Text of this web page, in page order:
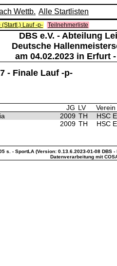
Wettb. Alle Startlisten
(Startl.) Lauf -p- Teilnehmerliste
DBS e.V. - Abteilung
Deutsche
am 04.02.2023 in Erfurt
- Finale Lauf -p-
JG LV
Verein
2009 TH
HSC
2009 TH HSC
s. - SportLA (Version: 0.13.6.2023-01-08 DBS
Datenverarbeitung mit